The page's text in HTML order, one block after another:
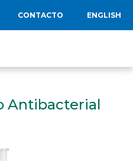
CONTACTO ENGLISH
Antibacterial